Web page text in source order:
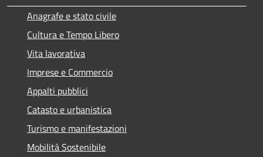
Anagrafe e stato civile
Cultura e Tempo Libero
Vita lavorativa
Imprese e Commercio
Appalti pubblici
Catasto e urbanistica
Turismo e manifestazioni
Mobilità Sostenibile